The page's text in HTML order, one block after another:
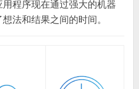
程序现在通过强大的机器
法和结果之间的时间。